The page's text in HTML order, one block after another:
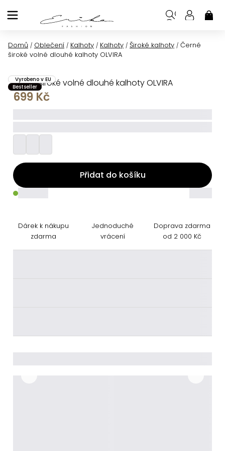
na
Domů / Oblečení / Kalhoty / Kalhoty / Široké kalhoty / Černé
široké volné dlouhé kalhoty OLVIRA
Černé široké volné dlouhé kalhoty OLVIRA
Vyrobeno v EU
Bestseller
699 Kč
Přidat do košíku
Dárek k nákupu
zdarma
Jednoduché
vrácení
Doprava zdarma
od 2 000 Kč